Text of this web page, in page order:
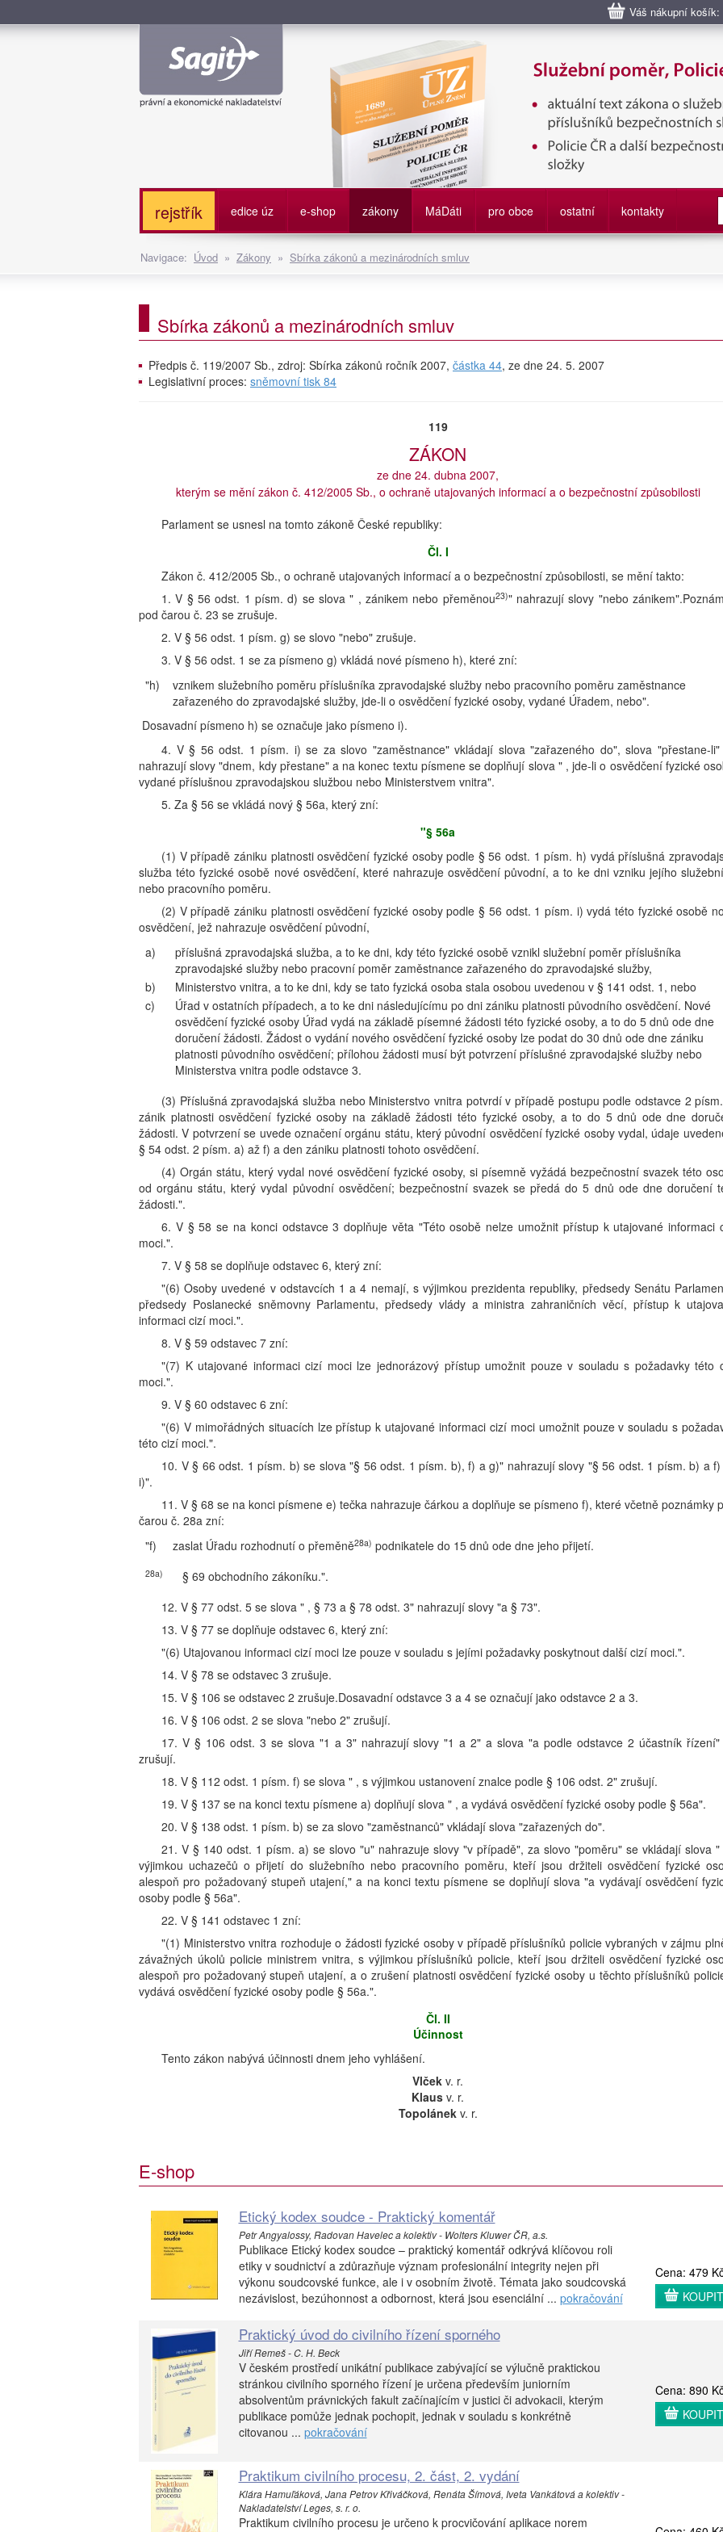
Váš nákupní
Služební poměr příslušníků bezpečnostních sborů, Policie ČR, Vězeňská
služby
rejstřík edice úz e-shop zákony MáDáti pro obce ostatní kontakty
Navigace: Úvod » Zákony » Sbírka zákonů a mezinárodních smluv
Sbírka zákonů a mezinárodních smluv
Předpis č. 119/2007 Sb., zdroj: Sbírka zákonů ročník 2007, částka 44, ze dne 24. 5. 2007
Legislativní proces: sněmovní tisk 84
119
ZÁKON
ze dne 24. dubna 2007,
kterým se mění zákon č. 412/2005 Sb., o ochraně utajovaných informací a o bezpečnostní způsobilosti
Parlament se usnesl na tomto zákoně České republiky:
Čl. I
Zákon č. 412/2005 Sb., o ochraně utajovaných informací a o bezpečnostní způsobilosti, se mění takto:
1. V § 56 odst. 1 písm. d) se slova " , zánikem nebo přeměnou23)" nahrazují slovy "nebo
pod čarou č. 23 se zrušuje.
2. V § 56 odst. 1 písm. g) se slovo "nebo" zrušuje.
3. V § 56 odst. 1 se za písmeno g) vkládá nové písmeno h), které zní:
"h)
vznikem služebního poměru příslušníka zpravodajské služby nebo pracovního poměru zaměstnance
zařazeného do zpravodajské služby, jde-li o osvědčení fyzické osoby, vydané Úřadem, nebo".
Dosavadní písmeno h) se označuje jako písmeno i).
4. V § 56 odst. 1 písm. i) se za slovo "zaměstnance" vkládají slova "zařazeného do", slova "přestane-
nahrazují slovy "dnem, kdy přestane" a na konec textu písmene se doplňují slova " , jde-li o osvědčení fyzické
vydané příslušnou zpravodajskou službou nebo Ministerstvem vnitra".
5. Za § 56 se vkládá nový § 56a, který zní:
"§ 56a
(1) V případě zániku platnosti osvědčení fyzické osoby podle § 56 odst. 1 písm. h) vydá příslušná
služba této fyzické osobě nové osvědčení, které nahrazuje osvědčení původní, a to ke dni vzniku jejího
nebo pracovního poměru.
(2) V případě zániku platnosti osvědčení fyzické osoby podle § 56 odst. 1 písm. i) vydá této fyzické osobě
osvědčení, jež nahrazuje osvědčení původní,
a)
příslušná zpravodajská služba, a to ke dni, kdy této fyzické osobě vznikl služební poměr příslušníka
zpravodajské služby nebo pracovní poměr zaměstnance zařazeného do zpravodajské služby,
b)
Ministerstvo vnitra, a to ke dni, kdy se tato fyzická osoba stala osobou uvedenou v § 141 odst. 1, nebo
c)
Úřad v ostatních případech, a to ke dni následujícímu po dni zániku platnosti původního osvědčení. Nové
osvědčení fyzické osoby Úřad vydá na základě písemné žádosti této fyzické osoby, a to do 5 dnů ode dne
doručení žádosti. Žádost o vydání nového osvědčení fyzické osoby lze podat do 30 dnů ode dne zániku
platnosti původního osvědčení; přílohou žádosti musí být potvrzení příslušné zpravodajské služby nebo
Ministerstva vnitra podle odstavce 3.
(3) Příslušná zpravodajská služba nebo Ministerstvo vnitra potvrdí v případě postupu podle odstavce 2
zánik platnosti osvědčení fyzické osoby na základě žádosti této fyzické osoby, a to do 5 dnů ode dne
žádosti. V potvrzení se uvede označení orgánu státu, který původní osvědčení fyzické osoby vydal, údaje
§ 54 odst. 2 písm. a) až f) a den zániku platnosti tohoto osvědčení.
(4) Orgán státu, který vydal nové osvědčení fyzické osoby, si písemně vyžádá bezpečnostní svazek této
od orgánu státu, který vydal původní osvědčení; bezpečnostní svazek se předá do 5 dnů ode dne doručení
žádosti.".
6. V § 58 se na konci odstavce 3 doplňuje věta "Této osobě nelze umožnit přístup k utajované informaci
moci.".
7. V § 58 se doplňuje odstavec 6, který zní:
"(6) Osoby uvedené v odstavcích 1 a 4 nemají, s výjimkou prezidenta republiky, předsedy Senátu
předsedy Poslanecké sněmovny Parlamentu, předsedy vlády a ministra zahraničních věcí, přístup k
informaci cizí moci.".
8. V § 59 odstavec 7 zní:
"(7) K utajované informaci cizí moci lze jednorázový přístup umožnit pouze v souladu s požadavky této
moci.".
9. V § 60 odstavec 6 zní:
"(6) V mimořádných situacích lze přístup k utajované informaci cizí moci umožnit pouze v souladu s
této cizí moci.".
10. V § 66 odst. 1 písm. b) se slova "§ 56 odst. 1 písm. b), f) a g)" nahrazují slovy "§ 56 odst. 1 písm. b) a
i)".
11. V § 68 se na konci písmene e) tečka nahrazuje čárkou a doplňuje se písmeno f), které včetně poznámky
čarou č. 28a zní:
"f)
zaslat Úřadu rozhodnutí o přeměně28a) podnikatele do 15 dnů ode dne jeho přijetí.
28a)
§ 69 obchodního zákoníku.".
12. V § 77 odst. 5 se slova " , § 73 a § 78 odst. 3" nahrazují slovy "a § 73".
13. V § 77 se doplňuje odstavec 6, který zní:
"(6) Utajovanou informaci cizí moci lze pouze v souladu s jejími požadavky poskytnout další cizí moci.".
14. V § 78 se odstavec 3 zrušuje.
15. V § 106 se odstavec 2 zrušuje.Dosavadní odstavce 3 a 4 se označují jako odstavce 2 a 3.
16. V § 106 odst. 2 se slova "nebo 2" zrušují.
17. V § 106 odst. 3 se slova "1 a 3" nahrazují slovy "1 a 2" a slova "a podle odstavce 2 účastník
zrušují.
18. V § 112 odst. 1 písm. f) se slova " , s výjimkou ustanovení znalce podle § 106 odst. 2" zrušují.
19. V § 137 se na konci textu písmene a) doplňují slova " , a vydává osvědčení fyzické osoby podle § 56a".
20. V § 138 odst. 1 písm. b) se za slovo "zaměstnanců" vkládají slova "zařazených do".
21. V § 140 odst. 1 písm. a) se slovo "u" nahrazuje slovy "v případě", za slovo "poměru" se vkládají slova
výjimkou uchazečů o přijetí do služebního nebo pracovního poměru, kteří jsou držiteli osvědčení fyzické
alespoň pro požadovaný stupeň utajení," a na konci textu písmene se doplňují slova "a vydávají osvědčení
osoby podle § 56a".
22. V § 141 odstavec 1 zní:
"(1) Ministerstvo vnitra rozhoduje o žádosti fyzické osoby v případě příslušníků policie vybraných v zájmu
závažných úkolů policie ministrem vnitra, s výjimkou příslušníků policie, kteří jsou držiteli osvědčení fyzické
alespoň pro požadovaný stupeň utajení, a o zrušení platnosti osvědčení fyzické osoby u těchto příslušníků
vydává osvědčení fyzické osoby podle § 56a.".
Čl. II
Účinnost
Tento zákon nabývá účinnosti dnem jeho vyhlášení.
Vlček v. r.
Klaus v. r.
Topolánekv. r.
E-shop
Etický kodex soudce - Praktický komentář
Petr Angyalossy, Radovan Havelec a kolektiv - Wolters Kluwer ČR, a.s.
Publikace Etický kodex soudce – praktický komentář odkrývá klíčovou roli
etiky v soudnictví a zdůrazňuje význam profesionální integrity nejen při
výkonu soudcovské funkce, ale i v osobním životě. Témata jako soudcovská
nezávislost, bezúhonnost a odbornost, která jsou esenciální ... pokračování
Cena: 479
KOUPIT
Praktický úvod do civilního řízení sporného
Jiří Remeš - C. H. Beck
V českém prostředí unikátní publikace zabývající se výlučně praktickou
stránkou civilního sporného řízení je určena především juniorním
absolventům právnických fakult začínajícím v justici či advokacii, kterým
publikace pomůže jednak pochopit, jednak v souladu s konkrétně
citovanou ... pokračování
Cena: 890
KOUPIT
Praktikum civilního procesu, 2. část, 2. vydání
Klára Hamuľáková, Jana Petrov Křiváčková, Renáta Šímová, Iveta Vankátová a kolektiv -
Nakladatelství Leges, s. r. o.
Praktikum civilního procesu je určeno k procvičování aplikace norem